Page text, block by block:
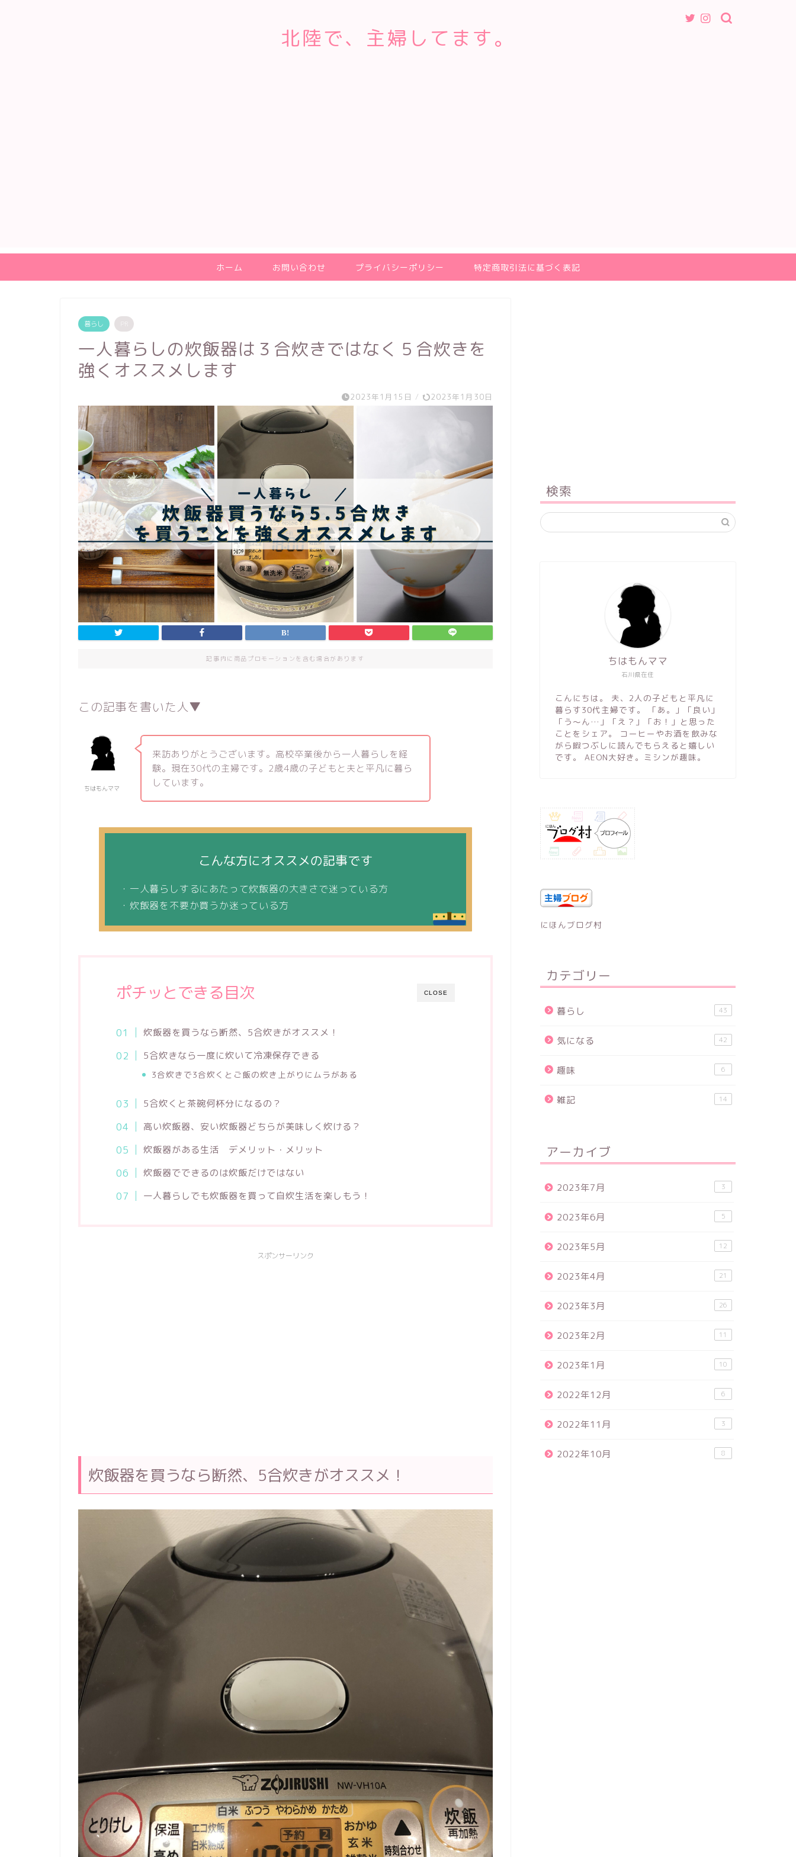
北陸で、主婦してます。
ホーム お問い合わせ プライバシーポリシー 特定商取引法に基づく表記
暮らし
一人暮らしの炊飯器は３合炊きではなく５合炊きを
強くオススメします
2023年1月15日 / 2023年1月30日
記事内に商品プロモーションを含む場合があります
この記事を書いた人▼
ちはもんママ
来訪ありがとうございます。高校卒業後から一人暮らしを経
験。現在30代の主婦です。2歳4歳の子どもと夫と平凡に暮ら
しています。
こんな方にオススメの記事です
・一人暮らしするにあたって炊飯器の大きさで迷っている方
・炊飯器を不要か買うか迷っている方
CLOSE
ポチッとできる目次
炊飯器を買うなら断然、5合炊きがオススメ！
5合炊きなら一度に炊いて冷凍保存できる
3合炊きで3合炊くとご飯の炊き上がりにムラがある
5合炊くと茶碗何杯分になるの？
高い炊飯器、安い炊飯器どちらが美味しく炊ける？
炊飯器がある生活 デメリット・メリット
炊飯器でできるのは炊飯だけではない
一人暮らしでも炊飯器を買って自炊生活を楽しもう！
スポンサーリンク
炊飯器を買うなら断然、5合炊きがオススメ！
検索
石川県在住
ちはもんママ
こんにちは。 夫、2人の子どもと平凡に
暮らす30代主婦です。 「あ。」「良い」
「う〜ん…」「え？」「お！」と思った
ことをシェア。 コーヒーやお酒を飲みな
がら暇つぶしに読んでもらえると嬉しい
です。 AEON大好き。ミシンが趣味。
にほんブログ村
カテゴリー
暮らし 43
気になる 42
趣味 6
雑記 14
アーカイブ
2023年7月 3
2023年6月 5
2023年5月 12
2023年4月 21
2023年3月 26
2023年2月 11
2023年1月 10
2022年12月 6
2022年11月 3
2022年10月 8